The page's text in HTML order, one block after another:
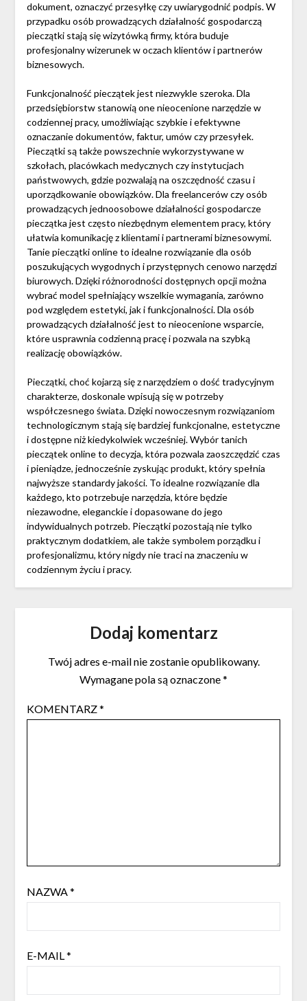
dokument, oznaczyć przesyłkę czy uwiarygodnić podpis. W
przypadku osób prowadzących działalność gospodarczą
pieczątki stają się wizytówką firmy, która buduje
profesjonalny wizerunek w oczach klientów i partnerów
biznesowych.
Funkcjonalność pieczątek jest niezwykle szeroka. Dla
przedsiębiorstw stanowią one nieocenione narzędzie w
codziennej pracy, umożliwiając szybkie i efektywne
oznaczanie dokumentów, faktur, umów czy przesyłek.
Pieczątki są także powszechnie wykorzystywane w
szkołach, placówkach medycznych czy instytucjach
państwowych, gdzie pozwalają na oszczędność czasu i
uporządkowanie obowiązków. Dla freelancerów czy osób
prowadzących jednoosobowe działalności gospodarcze
pieczątka jest często niezbędnym elementem pracy, który
ułatwia komunikację z klientami i partnerami biznesowymi.
Tanie pieczątki online to idealne rozwiązanie dla osób
poszukujących wygodnych i przystępnych cenowo narzędzi
biurowych. Dzięki różnorodności dostępnych opcji można
wybrać model spełniający wszelkie wymagania, zarówno
pod względem estetyki, jak i funkcjonalności. Dla osób
prowadzących działalność jest to nieocenione wsparcie,
które usprawnia codzienną pracę i pozwala na szybką
realizację obowiązków.
Pieczątki, choć kojarzą się z narzędziem o dość tradycyjnym
charakterze, doskonale wpisują się w potrzeby
współczesnego świata. Dzięki nowoczesnym rozwiązaniom
technologicznym stają się bardziej funkcjonalne, estetyczne
i dostępne niż kiedykolwiek wcześniej. Wybór tanich
pieczątek online to decyzja, która pozwala zaoszczędzić czas
i pieniądze, jednocześnie zyskując produkt, który spełnia
najwyższe standardy jakości. To idealne rozwiązanie dla
każdego, kto potrzebuje narzędzia, które będzie
niezawodne, eleganckie i dopasowane do jego
indywidualnych potrzeb. Pieczątki pozostają nie tylko
praktycznym dodatkiem, ale także symbolem porządku i
profesjonalizmu, który nigdy nie traci na znaczeniu w
codziennym życiu i pracy.
Dodaj komentarz
Twój adres e-mail nie zostanie opublikowany.
Wymagane pola są oznaczone*
KOMENTARZ*
NAZWA*
E-MAIL*